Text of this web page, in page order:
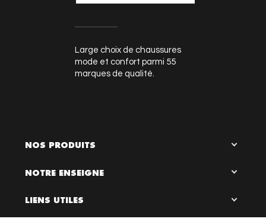
Large choix de chaussures
mode et confort parmi 55
marques de qualité.
NOS PRODUITS
NOTRE ENSEIGNE
LIENS UTILES